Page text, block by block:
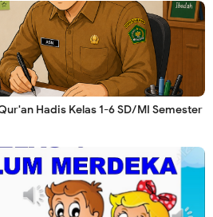
Hadis Kelas 1-6 SD/MI Semester